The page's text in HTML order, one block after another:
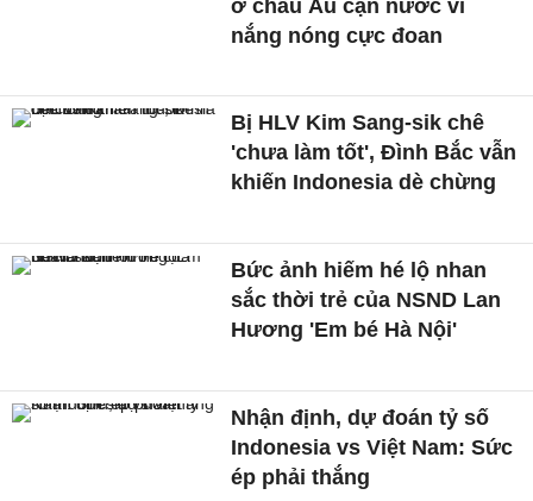
ở châu Âu cạn nước vì
nắng nóng cực đoan
Bị HLV Kim Sang-sik chê
'chưa làm tốt', Đình Bắc vẫn
khiến Indonesia dè chừng
Bức ảnh hiếm hé lộ nhan
sắc thời trẻ của NSND Lan
Hương 'Em bé Hà Nội'
Nhận định, dự đoán tỷ số
Indonesia vs Việt Nam: Sức
ép phải thắng